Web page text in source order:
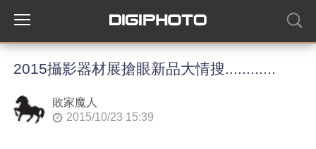
2015攝影器材展搶眼新品大情搜............
敗家魔人
2015/10/23 15:39